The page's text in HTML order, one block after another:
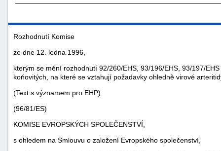
Rozhodnutí Komise
ze dne 12. ledna 1996,
kterým se mění rozhodnutí 92/260/EHS, 93/196/EHS, 93/197/
koňovitých, na které se vztahují požadavky ohledně virové
(Text s významem pro EHP)
(96/81/ES)
KOMISE EVROPSKÝCH SPOLEČENSTVÍ,
s ohledem na Smlouvu o založení Evropského společenství,